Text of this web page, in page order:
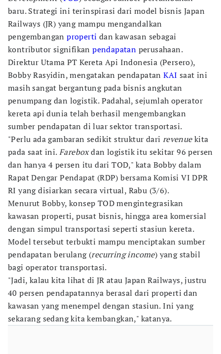
baru. Strategi ini terinspirasi dari model bisnis Japan
Railways (JR) yang mampu mengandalkan
pengembanganproperti dan kawasan sebagai
kontributor signifikanpendapatan perusahaan.
Direktur Utama PT Kereta Api Indonesia (Persero),
Bobby Rasyidin, mengatakan pendapatanKAI saat ini
masih sangat bergantung pada bisnis angkutan
penumpang dan logistik. Padahal, sejumlah operator
kereta api dunia telah berhasil mengembangkan
sumber pendapatan di luar sektor transportasi.
"Perlu ada gambaran sedikit struktur dari revenuekita
pada saat ini.Fareboxdan logistik itu sekitar 96 persen
dan hanya 4 persen itu dari TOD," kata Bobby dalam
Rapat Dengar Pendapat (RDP) bersama Komisi VI DPR
RI yang disiarkan secara virtual, Rabu (3/6).
Menurut Bobby, konsep TOD mengintegrasikan
kawasan properti, pusat bisnis, hingga area komersial
dengan simpul transportasi seperti stasiun kereta.
Model tersebut terbukti mampu menciptakan sumber
pendapatan berulang (recurring income) yang stabil
bagi operator transportasi.
"Jadi, kalau kita lihat di JR atau Japan Railways, justru
40 persen pendapatannya berasal dari properti dan
kawasan yang menempel dengan stasiun. Ini yang
sekarang sedang kita kembangkan," katanya.